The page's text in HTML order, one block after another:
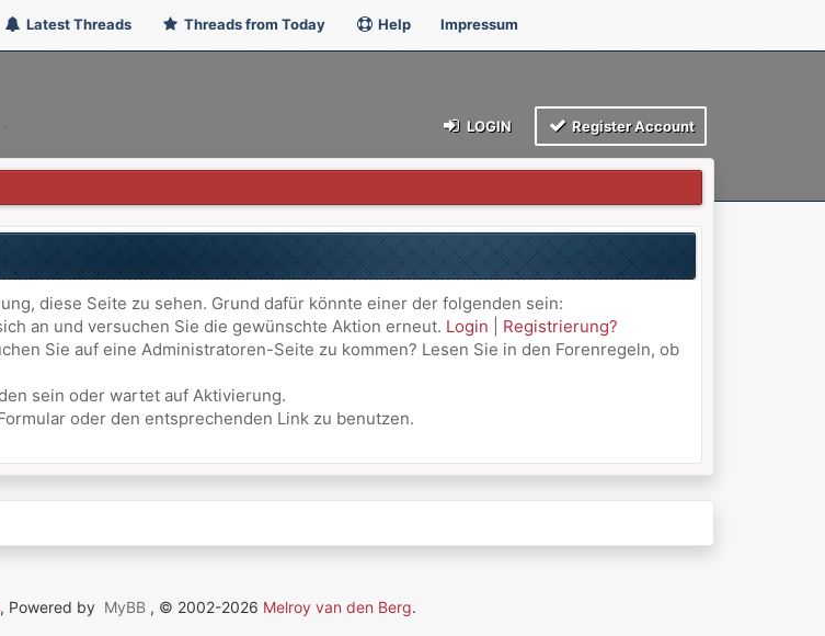
Latest Threads Threads from Today Help Impressum
LOGIN Register Account
diese Seite zu sehen. Grund dafür könnte einer der folgenden sein:
an und versuchen Sie die gewünschte Aktion erneut. Login
Registrierung?
Sie auf eine Administratoren-Seite zu kommen? Lesen Sie in den Forenregeln, ob
sein oder wartet auf Aktivierung.
oder den entsprechenden Link zu benutzen.
, Powered by MyBB , © 2002-2026 Melroy van den Berg.